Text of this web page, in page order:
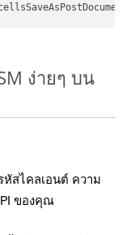
ง่ายๆ บน
หัสไคลเอนต์ ความ
ของคุณ